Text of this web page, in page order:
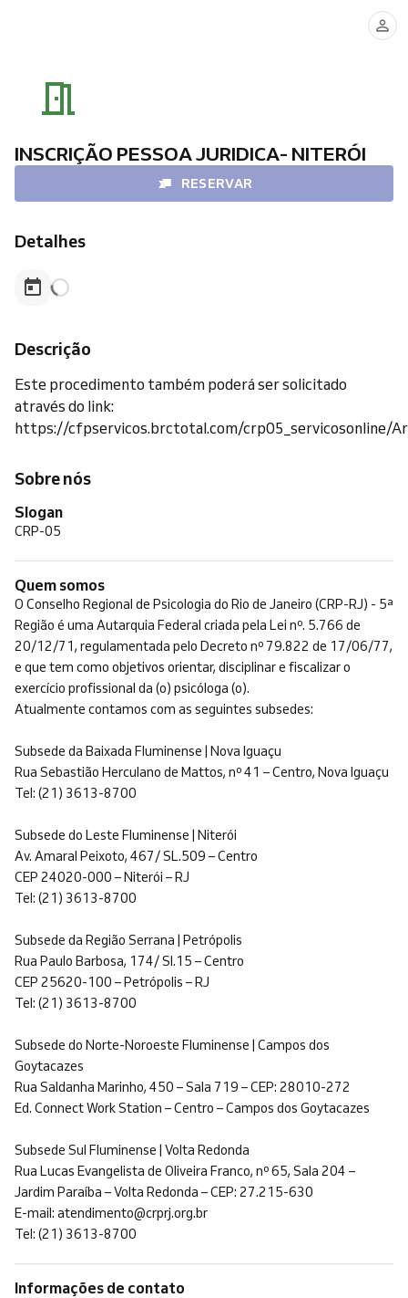
INSCRIÇÃO PESSOA JURIDICA- NITERÓI
RESERVAR
Detalhes
Descrição
Este procedimento também poderá ser solicitado
através do link:
https://cfpservicos.brctotal.com/crp05_servicosonline/
Sobre nós
Slogan
CRP-05
Quem somos
O Conselho Regional de Psicologia do Rio de Janeiro (CRP-RJ) - 5ª
Região é uma Autarquia Federal criada pela Lei nº. 5.766 de
20/12/71, regulamentada pelo Decreto nº 79.822 de 17/06/77,
e que tem como objetivos orientar, disciplinar e fiscalizar o
exercício profissional da (o) psicóloga (o).
Atualmente contamos com as seguintes subsedes:
Subsede da Baixada Fluminense | Nova Iguaçu
Rua Sebastião Herculano de Mattos, nº 41 – Centro, Nova Iguaçu
Tel: (21) 3613-8700
Subsede do Leste Fluminense | Niterói
Av. Amaral Peixoto, 467/ SL.509 – Centro
CEP 24020-000 – Niterói – RJ
Tel: (21) 3613-8700
Subsede da Região Serrana | Petrópolis
Rua Paulo Barbosa, 174/ Sl.15 – Centro
CEP 25620-100 – Petrópolis – RJ
Tel: (21) 3613-8700
Subsede do Norte-Noroeste Fluminense | Campos dos
Goytacazes
Rua Saldanha Marinho, 450 – Sala 719 – CEP: 28010-272
Ed. Connect Work Station – Centro – Campos dos Goytacazes
Subsede Sul Fluminense | Volta Redonda
Rua Lucas Evangelista de Oliveira Franco, nº 65, Sala 204 –
Jardim Paraíba – Volta Redonda – CEP: 27.215-630
E-mail: atendimento@crprj.org.br
Tel: (21) 3613-8700
Informações de contato